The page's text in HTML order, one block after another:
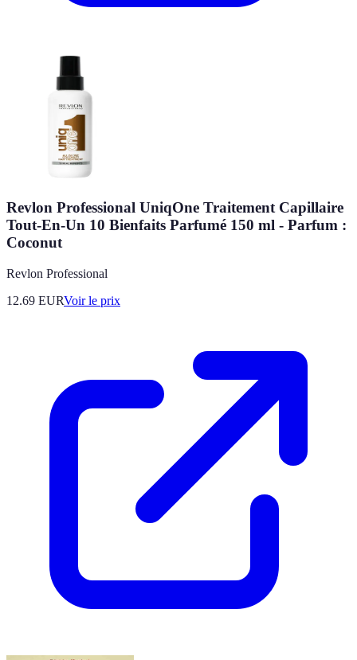
Revlon Professional UniqOne Traitement Capillaire
Tout-En-Un 10 Bienfaits Parfumé 150 ml - Parfum :
Coconut
Revlon Professional
12.69 EURVoir le prix